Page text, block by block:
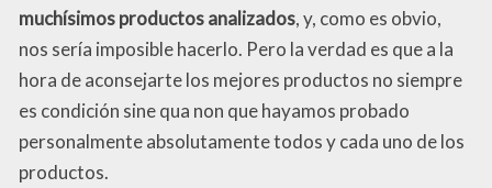
muchísimos productos analizados, y, como es obvio,
nos sería imposible hacerlo. Pero la verdad es que a la
hora de aconsejarte los mejores productos no siempre
es condición sine qua non que hayamos probado
personalmente absolutamente todos y cada uno de los
productos.